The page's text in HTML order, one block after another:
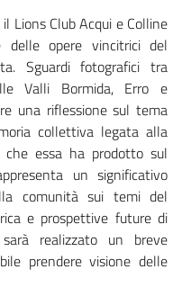
Lions Club Acqui e Colline
delle opere vincitrici del
Sguardi fotografici tra
Valli Bormida, Erro e
una riflessione sul tema
collettiva legata alla
che essa ha prodotto sul
un significativo
comunità sui temi del
e prospettive future di
realizzato un breve
prendere visione delle